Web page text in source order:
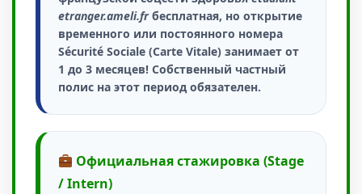
etranger.ameli.frбесплатная, но открытие
временного или постоянного номера
Sécurité Sociale (Carte Vitale) занимает от
1 до 3 месяцев! Собственный частный
полис на этот период обязателен.
Официальная стажировка (Stage
/ Intern)